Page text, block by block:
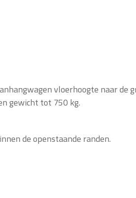
vloerhoogte naar
gewicht tot 750 kg.
de openstaande randen.